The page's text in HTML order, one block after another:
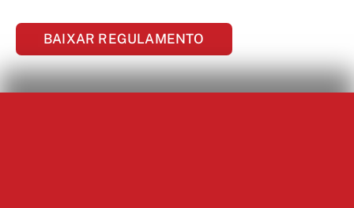
BAIXAR REGULAMENTO